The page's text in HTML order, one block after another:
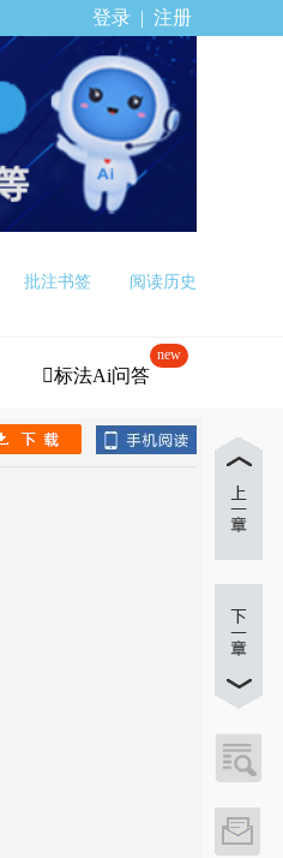
登录 | 注册
批注书签 阅读历史
标法Ai问答
new